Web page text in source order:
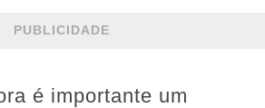
PUBLICIDADE
é importante um